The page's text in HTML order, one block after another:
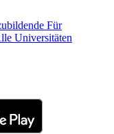
Für
Universitäten